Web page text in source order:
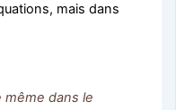
mais dans
même dans le